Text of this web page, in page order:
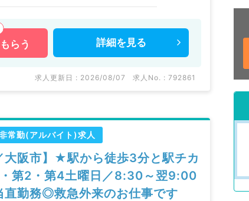
らう 詳細を 見る
求人更新日 : 2026/08/07 求人No. : 792861
常勤(アルバイト)求人
大阪市】★駅から徒歩3分と駅チカ
第2・第4土曜日／8:30～翌9:00
直勤務◎救急外来のお仕事です